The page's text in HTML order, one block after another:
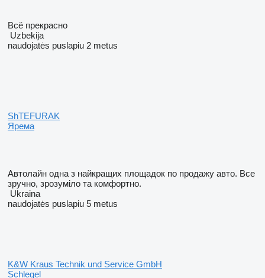
Всё прекрасно
Uzbekija
naudojatės puslapiu 2 metus
ShTEFURAK
Ярема
Автолайн одна з найкращих площадок по продажу авто. Все
зручно, зрозуміло та комфортно.
Ukraina
naudojatės puslapiu 5 metus
K&W Kraus Technik und Service GmbH
Schlegel